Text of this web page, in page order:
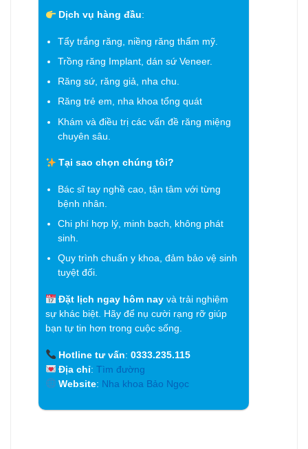
Dịch vụ hàng đầu:
Tẩy trắng răng, niềng răng thẩm mỹ.
Trồng răng Implant, dán sứ Veneer.
Răng sứ, răng giả, nha chu.
Răng trẻ em, nha khoa tổng quát
Khám và điều trị các vấn đề răng miệng
chuyên sâu.
Tại sao chọn chúng tôi?
Bác sĩ tay nghề cao, tận tâm với từng
bệnh nhân.
Chi phí hợp lý, minh bạch, không phát
sinh.
Quy trình chuẩn y khoa, đảm bảo vệ sinh
tuyệt đối.
Đặt lịch ngay hôm nay và trải nghiệm
sự khác biệt. Hãy để nụ cười rạng rỡ giúp
bạn tự tin hơn trong cuộc sống.
Hotline tư vấn:0333.235.115
Địa chỉ:Tìm đường
Website: Nha khoa Bảo Ngọc